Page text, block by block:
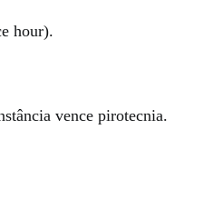
hour).
vence pirotecnia.